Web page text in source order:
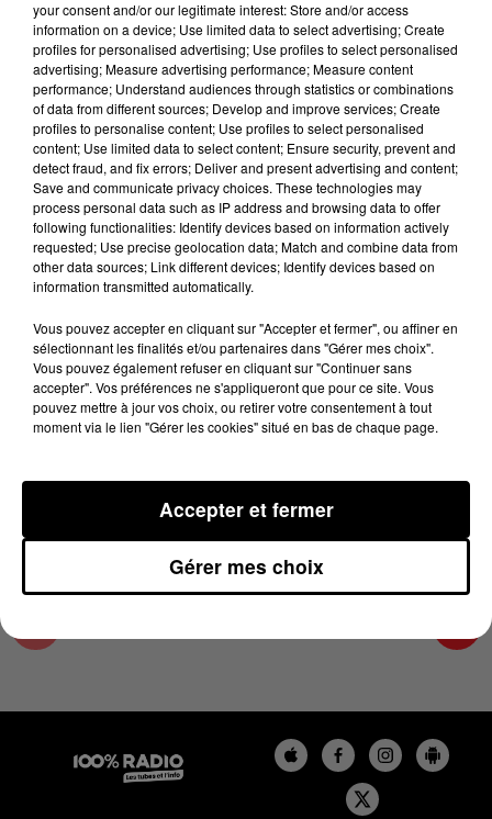
Lecture (1 min 14 sec)
100%
11 juin 2023 - 1 min 14 sec
L'AGENDA DE TOULOUSE DU 11/06/2023 À
07H42
L'agenda de Toulouse
your consent and/or our legitimate interest: Store and/or access
information on a device; Use limited data to select advertising; Create
profiles for personalised advertising; Use profiles to select personalised
advertising; Measure advertising performance; Measure content
performance; Understand audiences through statistics or combinations
of data from different sources; Develop and improve services; Create
profiles to personalise content; Use profiles to select personalised
content; Use limited data to select content; Ensure security, prevent and
detect fraud, and fix errors; Deliver and present advertising and content;
Save and communicate privacy choices. These technologies may
process personal data such as IP address and browsing data to offer
following functionalities: Identify devices based on information actively
requested; Use precise geolocation data; Match and combine data from
other data sources; Link different devices; Identify devices based on
information transmitted automatically.
Vous pouvez accepter en cliquant sur "Accepter et fermer", ou affiner en
sélectionnant les finalités et/ou partenaires dans "Gérer mes choix".
Vous pouvez également refuser en cliquant sur "Continuer sans
accepter". Vos préférences ne s'appliqueront que pour ce site. Vous
pouvez mettre à jour vos choix, ou retirer votre consentement à tout
moment via le lien "Gérer les cookies" situé en bas de chaque page.
Gérer mes choix
Accepter et fermer